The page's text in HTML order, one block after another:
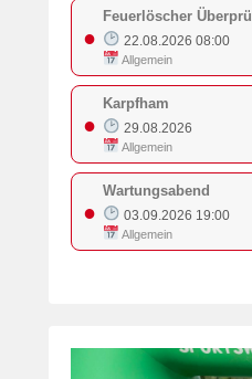
●
Feuerlöscher
22.08.2026 08:00
Allgemein
●
Karpfham
29.08.2026
Allgemein
●
Wartungsabend
03.09.2026 19:00
Allgemein